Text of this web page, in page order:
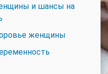
и шансы на
женщины